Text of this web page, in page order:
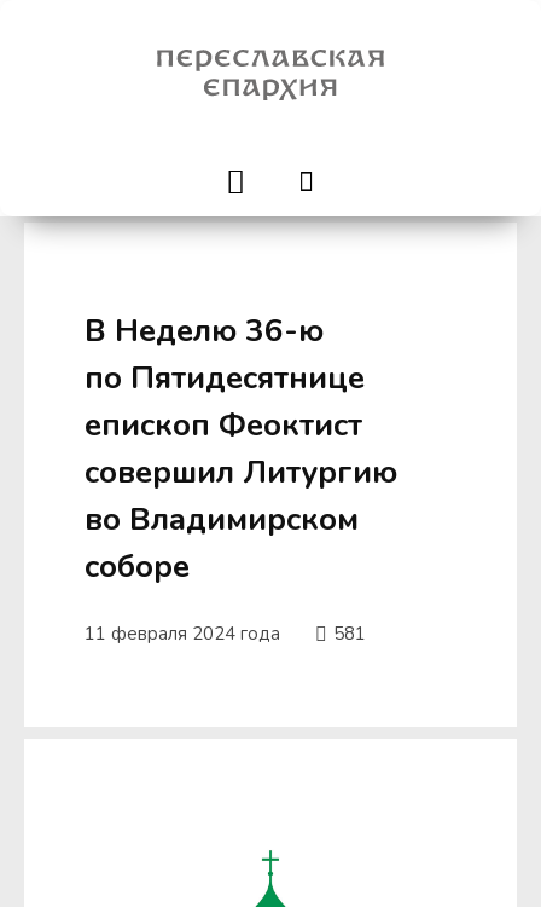
В Неделю 36-ю
по Пятидесятнице
епископ Феоктист
совершил Литургию
во Владимирском
соборе
11 февраля 2024 года 581